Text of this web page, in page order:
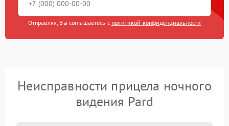
Отправляя, Вы соглашаетесь с политикой конфиденциальности
Неисправности прицела ночного
видения Pard